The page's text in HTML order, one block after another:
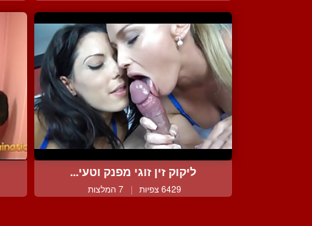
ליקוק זין זוגי מפנק וטעי...
6429 צפיות | 7 המלצות